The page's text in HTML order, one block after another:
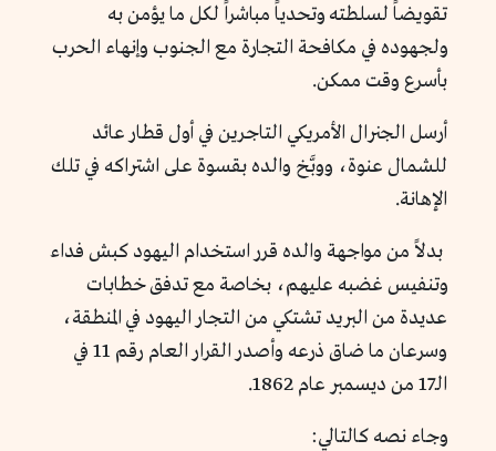
تقويضاً لسلطته وتحدياً مباشراً لكل ما يؤمن به
ولجهوده في مكافحة التجارة مع الجنوب وإنهاء الحرب
بأسرع وقت ممكن.
أرسل الجنرال الأمريكي التاجرين في أول قطار عائد
للشمال عنوة، ووبَّخ والده بقسوة على اشتراكه في تلك
الإهانة.
بدلاً من مواجهة والده قرر استخدام اليهود كبش فداء
وتنفيس غضبه عليهم، بخاصة مع تدفق خطابات
عديدة من البريد تشتكي من التجار اليهود في المنطقة،
وسرعان ما ضاق ذرعه وأصدر القرار العام رقم 11 في
الـ17 من ديسمبر عام 1862.
وجاء نصه كالتالي: